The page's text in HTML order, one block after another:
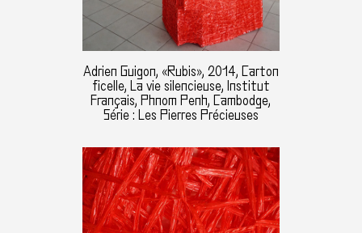
Adrien Guigon, «Rubis», 2014, Carton
ficelle, La vie silencieuse, Institut
Français, Phnom Penh, Cambodge,
Série : Les Pierres Précieuses